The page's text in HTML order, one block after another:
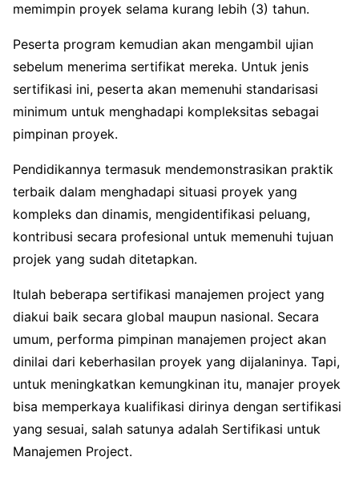
memimpin proyek selama kurang lebih (3) tahun.
Peserta program kemudian akan mengambil ujian
sebelum menerima sertifikat mereka. Untuk jenis
sertifikasi ini, peserta akan memenuhi standarisasi
minimum untuk menghadapi kompleksitas sebagai
pimpinan proyek.
Pendidikannya termasuk mendemonstrasikan praktik
terbaik dalam menghadapi situasi proyek yang
kompleks dan dinamis, mengidentifikasi peluang,
kontribusi secara profesional untuk memenuhi tujuan
projek yang sudah ditetapkan.
Itulah beberapa sertifikasi manajemen project yang
diakui baik secara global maupun nasional. Secara
umum, performa pimpinan manajemen project akan
dinilai dari keberhasilan proyek yang dijalaninya. Tapi,
untuk meningkatkan kemungkinan itu, manajer proyek
bisa memperkaya kualifikasi dirinya dengan sertifikasi
yang sesuai, salah satunya adalah Sertifikasi untuk
Manajemen Project.